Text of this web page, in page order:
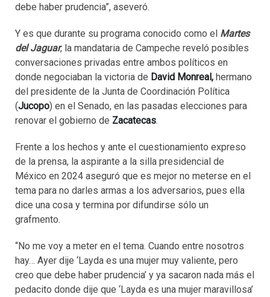
debe haber prudencia”, aseveró.
Y es que durante su programa conocido como el Martes
del Jaguar, la mandataria de Campeche reveló posibles
conversaciones privadas entre ambos políticos en
donde negociaban la victoria de David Monreal, hermano
del presidente de la Junta de Coordinación Política
(Jucopo) en el Senado, en las pasadas elecciones para
renovar el gobierno de Zacatecas.
Frente a los hechos y ante el cuestionamiento expreso
de la prensa, la aspirante a la silla presidencial de
México en 2024 aseguró que es mejor no meterse en el
tema para no darles armas a los adversarios, pues ella
dice una cosa y termina por difundirse sólo un
grafmento.
“No me voy a meter en el tema. Cuando entre nosotros
hay… Ayer dije ‘Layda es una mujer muy valiente, pero
creo que debe haber prudencia’ y ya sacaron nada más el
pedacito donde dije que ‘Layda es una mujer maravillosa’